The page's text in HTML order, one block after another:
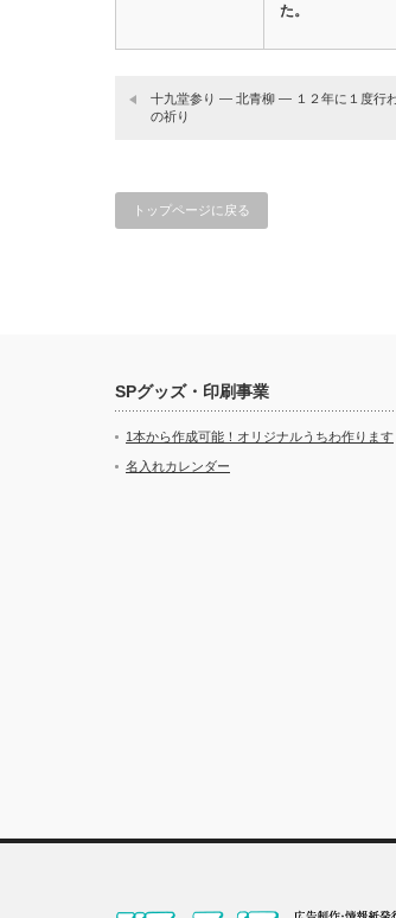
た。
十九堂参り ― 北青柳 ― １２年に１度行
の祈り
トップページに戻る
SPグッズ・印刷事業
1本から作成可能！オリジナルうちわ作ります
名入れカレンダー